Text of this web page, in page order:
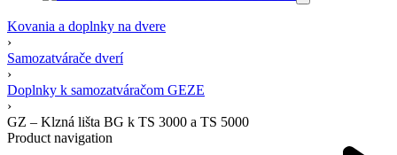
Kovania a doplnky na dvere
›
Samozatvárače dverí
›
Doplnky k samozatváračom GEZE
›
GZ – Klzná lišta BG k TS 3000 a TS 5000
Product navigation